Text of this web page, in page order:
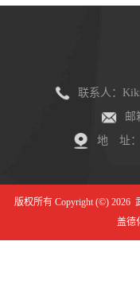
联系人：
邮
地 址：
版权所有 Copyright (©) 2026
盖德